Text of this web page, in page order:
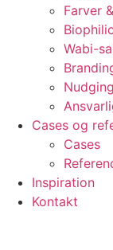
Farver
Wabi-
Nudging
Cases og
Cases
Inspiration
Kontakt